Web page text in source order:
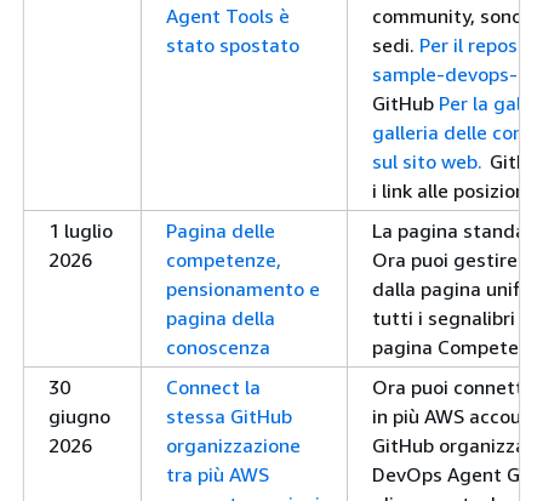
Agent Tools è
stato spostato
community, sono
sedi. Per il
sample-devops-
GitHub Per la
galleria delle
sul sito web.
i link alle posizioni
1 luglio
2026
Pagina delle
competenze,
pensionamento e
pagina della
conoscenza
La pagina
Ora puoi gestire
dalla pagina
tutti i segnalibri
pagina
30
giugno
2026
Connect la
stessa GitHub
organizzazione
tra più AWS
Ora puoi
in più AWS
GitHub
DevOps Agent